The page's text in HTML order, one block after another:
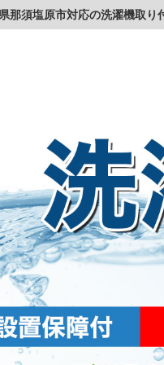
那須塩原市対応の洗濯機取